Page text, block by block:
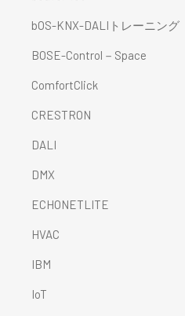
bOS-KNX-DALIトレーニング
BOSE-Control－Space
ComfortClick
CRESTRON
DALI
DMX
ECHONETLITE
HVAC
IBM
IoT